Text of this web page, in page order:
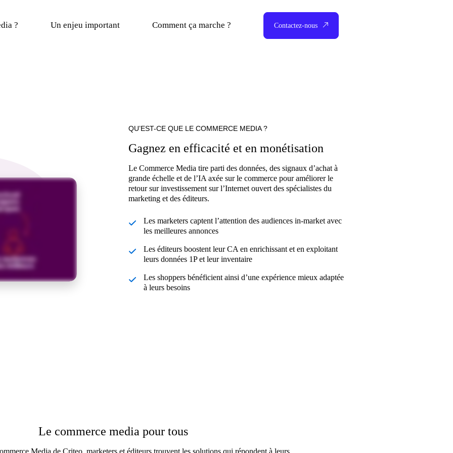
? Un enjeu important Comment ça marche ? Contactez-nous
QU’EST-CE QUE LE COMMERCE MEDIA ?
Gagnez en efficacité et en monétisation
Le Commerce Media tire parti des données, des signaux d’achat à
grande échelle et de l’IA axée sur le commerce pour améliorer le
retour sur investissement sur l’Internet ouvert des spécialistes du
marketing et des éditeurs.
Les marketers captent l’attention des audiences in-market avec
les meilleures annonces
Les éditeurs boostent leur CA en enrichissant et en exploitant
leurs données 1P et leur inventaire
Les shoppers bénéficient ainsi d’une expérience mieux adaptée
à leurs besoins
Le commerce media pour tous
Media de Criteo, marketers et éditeurs trouvent les solutions qui répondent à leurs